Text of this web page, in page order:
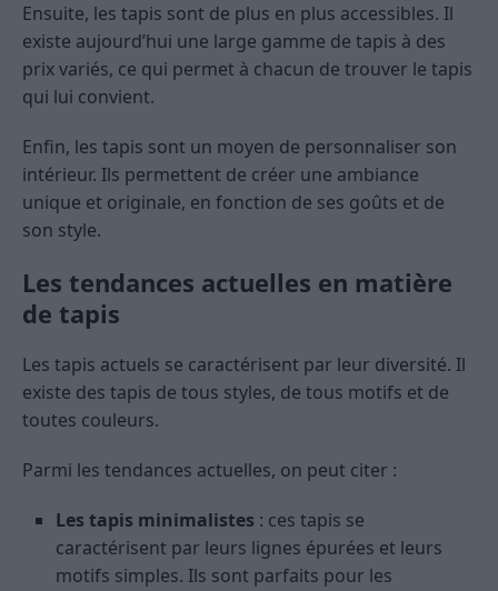
Ensuite, les tapis sont de plus en plus accessibles. Il
existe aujourd’hui une large gamme de tapis à des
prix variés, ce qui permet à chacun de trouver le tapis
qui lui convient.
Enfin, les tapis sont un moyen de personnaliser son
intérieur. Ils permettent de créer une ambiance
unique et originale, en fonction de ses goûts et de
son style.
Les tendances actuelles en matière
de tapis
Les tapis actuels se caractérisent par leur diversité. Il
existe des tapis de tous styles, de tous motifs et de
toutes couleurs.
Parmi les tendances actuelles, on peut citer :
Les tapis minimalistes : ces tapis se
caractérisent par leurs lignes épurées et leurs
motifs simples. Ils sont parfaits pour les